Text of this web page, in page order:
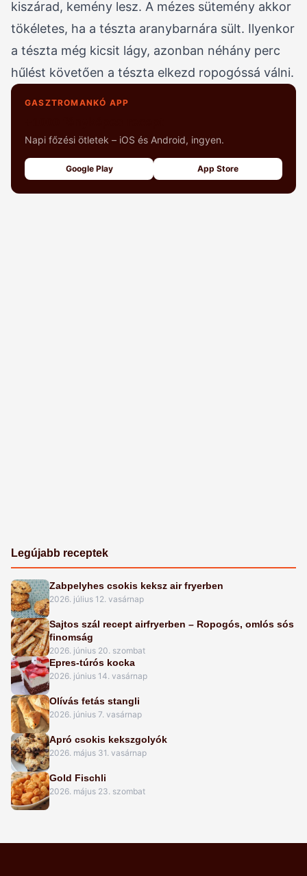
kiszárad, kemény lesz. A mézes sütemény akkor
tökéletes, ha a tészta aranybarnára sült. Ilyenkor
a tészta még kicsit lágy, azonban néhány perc
hűlést követően a tészta elkezd ropogóssá válni.
GASZTROMANKÓ APP
Napi főzési ötletek – iOS és Android, ingyen.
Google Play App Store
Legújabb receptek
Zabpelyhes csokis keksz air fryerben
2026. július 12. vasárnap
Sajtos szál recept airfryerben – Ropogós, omlós sós
finomság
2026. június 20. szombat
Epres-túrós kocka
2026. június 14. vasárnap
Olívás fetás stangli
2026. június 7. vasárnap
Apró csokis kekszgolyók
2026. május 31. vasárnap
Gold Fischli
2026. május 23. szombat